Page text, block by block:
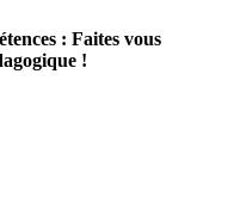
: Faites vous
!